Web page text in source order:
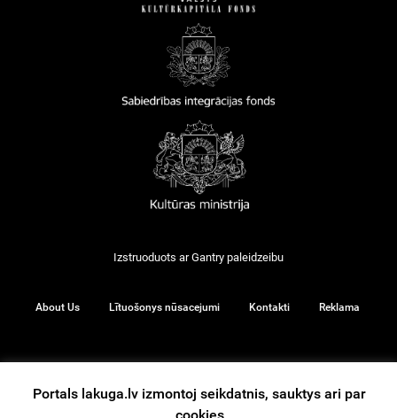
Izstruoduots arGantry paleidzeibu
About Us Lītuošonys nūsacejumi Kontakti Reklama
© 2026
Portals lakuga.lv izmontoj seikdatnis, sauktys ari par